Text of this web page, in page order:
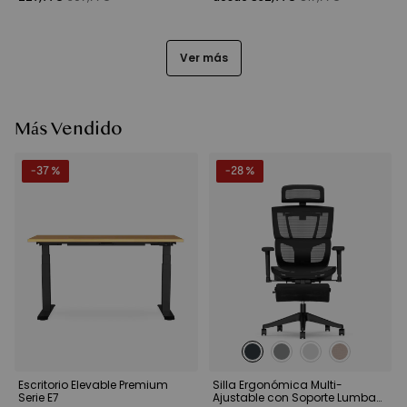
Ver más
Más Vendido
-37 %
Escritorio Elevable Premium
Serie E7
-28 %
Silla Ergonómica Multi-
Ajustable con Soporte Lumbar